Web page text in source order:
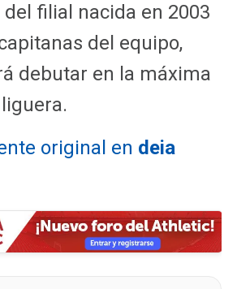
filial nacida en 2003
del equipo,
debutar en la máxima
original en deia